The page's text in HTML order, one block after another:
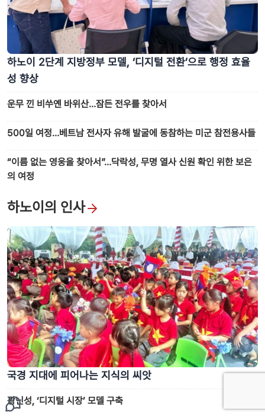
하노이 2단계 지방정부 모델, ‘디지털 전환’으로 행정 효율
성 향상
운무 낀 비쑤옌 바위산…잠든 전우를 찾아서
500일 여정…베트남 전사자 유해 발굴에 동참하는 미군 참전용사들
“이름 없는 영웅을 찾아서”…닥락성, 무명 열사 신원 확인 위한 보은
의 여정
하노이의 인사
국경 지대에 피어나는 지식의 씨앗
꽝닌성, ‘디지털 시장’ 모델 구축